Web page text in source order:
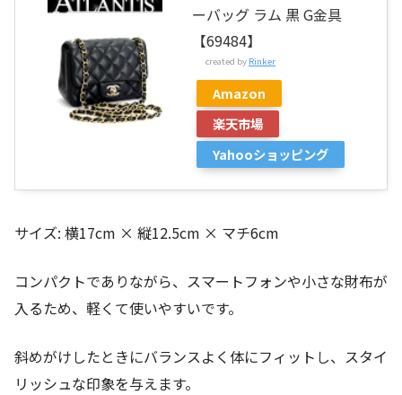
ーバッグ ラム 黒 G金具
【69484】
created by Rinker
Amazon
楽天市場
Yahooショッピング
サイズ: 横17cm × 縦12.5cm × マチ6cm
コンパクトでありながら、スマートフォンや小さな財布が
入るため、軽くて使いやすいです。
斜めがけしたときにバランスよく体にフィットし、スタイ
リッシュな印象を与えます。